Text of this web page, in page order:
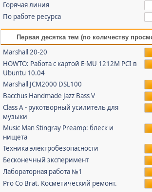
Горячая линия
По работе ресурса
Первая десятка тем (по количеству
Marshall 20-20
HOWTO: Работа с картой E-MU 1212M PCI в
Ubuntu 10.04
Marshall JCM2000 DSL100
Bacchus Handmade Jazz Bass V
Class A - рукотворный усилитель для
музыки
Music Man Stingray Preamp: блеск и
нищета
Техника электробезопасности
Бесконечный эксперимент
Лабораторная работа №1
Pro Co Brat. Косметический ремонт.